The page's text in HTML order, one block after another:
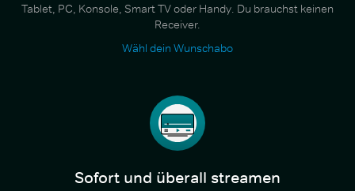
Tablet, PC, Konsole, Smart TV oder Handy. Du brauchst keinen
Receiver.
Wähl dein Wunschabo
Sofort und überall streamen